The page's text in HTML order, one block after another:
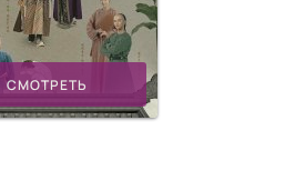
СМОТРЕТЬ